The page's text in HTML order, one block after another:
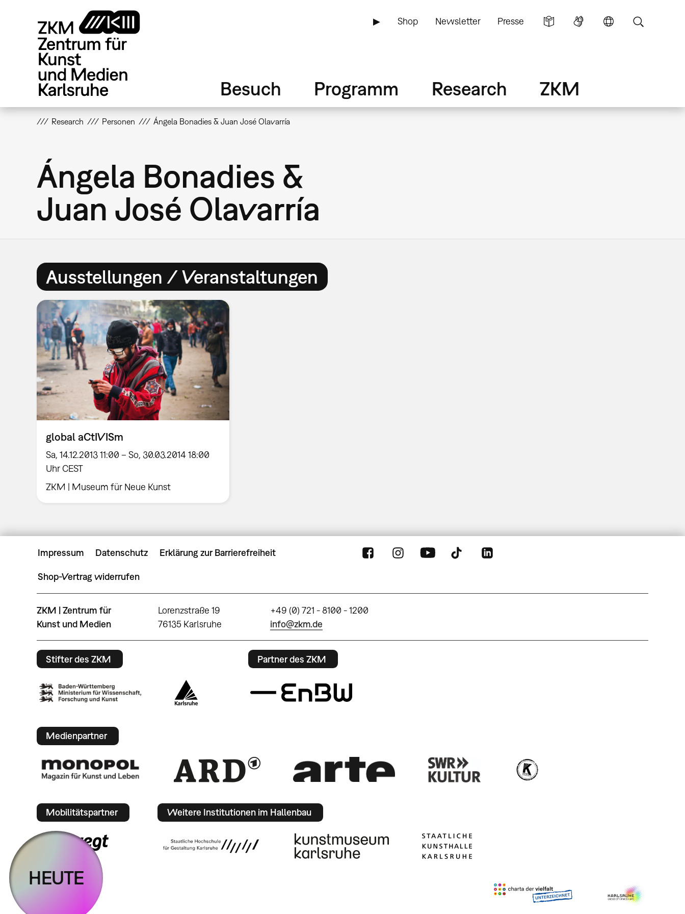
▶ Shop Newsletter Presse
Besuch Programm Research ZKM
Research Personen Ángela Bonadies & Juan José Olavarría
Ángela Bonadies &
Juan José Olavarría
Ausstellungen / Veranstaltungen
global aCtIVISm
Sa, 14.12.2013 11:00 – So, 30.03.2014 18:00
Uhr CEST
ZKM | Museum für Neue Kunst
Impressum Datenschutz Erklärung zur Barrierefreiheit
Shop-Vertrag widerrufen
ZKM | Zentrum für
Kunst und Medien
Lorenzstraße 19
76135 Karlsruhe
+49 (0) 721 - 8100 - 1200
info@zkm.de
Stifter des ZKM Partner des ZKM
Medienpartner
Mobilitätspartner Weitere Institutionen im Hallenbau
HEUTE